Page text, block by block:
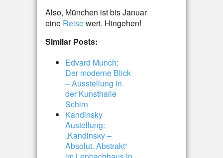
Also, München ist bis Januar
eine Reisewert. Hingehen!
Similar Posts:
Edvard Munch:
Der moderne Blick
– Ausstellung in
der Kunsthalle
Schirn
Kandinsky
Austellung:
„Kandinsky –
Absolut. Abstrakt“